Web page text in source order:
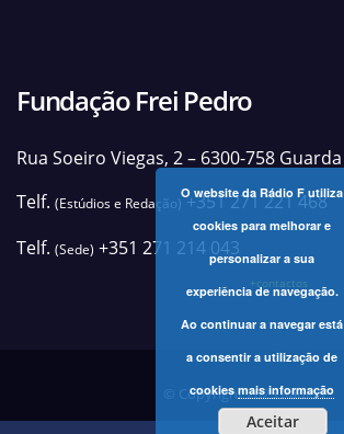
Fundação Frei Pedro
Rua Soeiro Viegas, 2 – 6300-758 Guarda
Telf. (Estúdios e Redação)+351 271 221 468
Telf. (Sede) +351 271 214 043
+contactos
© Copyright 2025 Rádio F
O website da Rádio F utiliza
cookies para melhorar e
personalizar a sua
experiência de navegação.
Ao continuar a navegar está
a consentir a utilização de
cookiesmais informação
Aceitar